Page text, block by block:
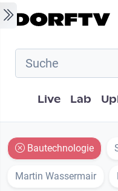
Skip to main content
Live Lab
Bautechnologie
Martin Wassermair